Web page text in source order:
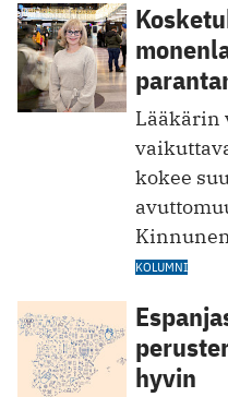
Lääkärin
kokee
KOLUMNI
hyvin